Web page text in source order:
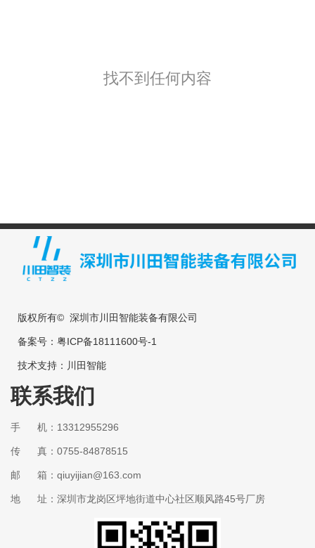
找不到任何内容
版权所有© 深圳市川田智能装备有限公司
备案号： 粤ICP备18111600号-1
技术支持： 川田智能
联系我们
手 机：13312955296
传 真：0755-84878515
邮 箱：qiuyijian@163.com
地 址：深圳市龙岗区坪地街道中心社区顺风路45号厂房